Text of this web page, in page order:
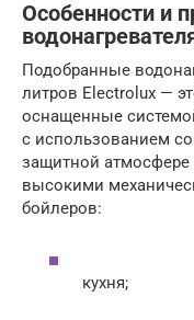
Особенности и
Подобранные
литров Electrolux —
оснащенные
с использованием
защитной атмосфере
высокими
бойлеров:
кухня;